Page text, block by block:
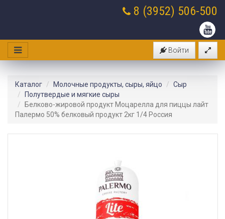
8 (3952) 506-500
Войти
Каталог Молочные продукты, сыры, яйцо
Сыр
Полутвердые и мягкие сыры
Белково-жировой продукт Моцарелла для пиццы лайт
Палермо 50% белковый продукт 2кг 1/4 Россия